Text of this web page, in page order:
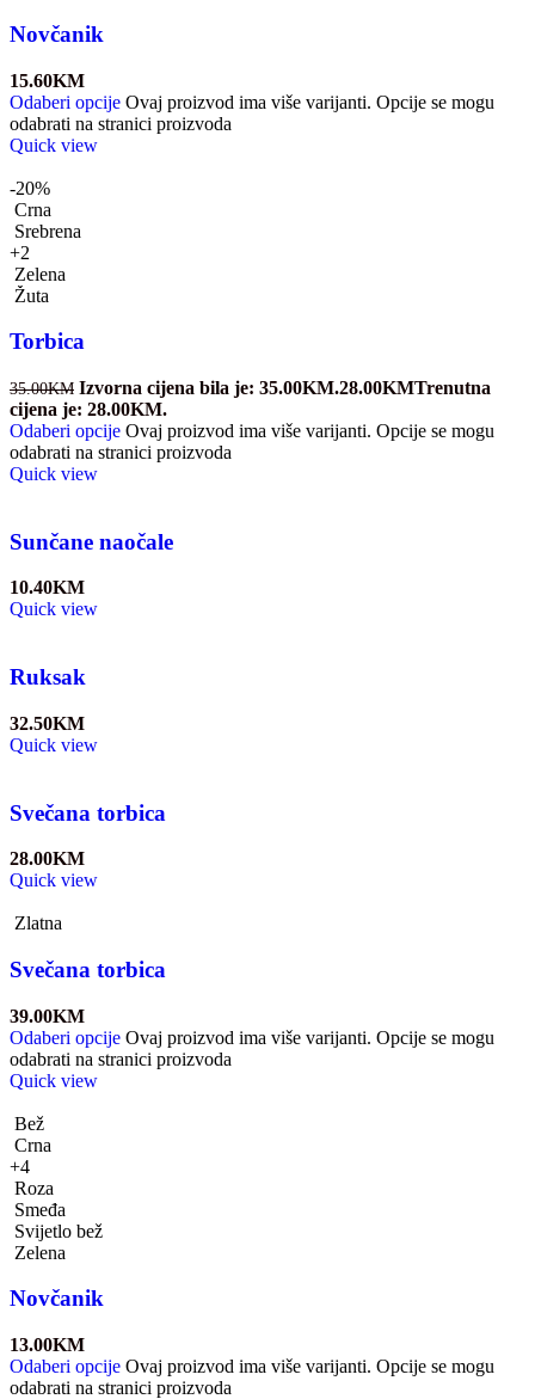
Novčanik
15.60KM
Odaberi opcije Ovaj proizvod ima više varijanti. Opcije se mogu
odabrati na stranici proizvoda
Quick view
-20%
Crna
Srebrena
+2
Zelena
Žuta
Torbica
35.00KM Izvorna cijena bila je: 35.00KM.28.00KMTrenutna
cijena je: 28.00KM.
Odaberi opcije Ovaj proizvod ima više varijanti. Opcije se mogu
odabrati na stranici proizvoda
Quick view
Sunčane naočale
10.40KM
Quick view
Ruksak
32.50KM
Quick view
Svečana torbica
28.00KM
Quick view
Zlatna
Svečana torbica
39.00KM
Odaberi opcije Ovaj proizvod ima više varijanti. Opcije se mogu
odabrati na stranici proizvoda
Quick view
Bež
Crna
+4
Roza
Smeđa
Svijetlo bež
Zelena
Novčanik
13.00KM
Odaberi opcije Ovaj proizvod ima više varijanti. Opcije se mogu
odabrati na stranici proizvoda